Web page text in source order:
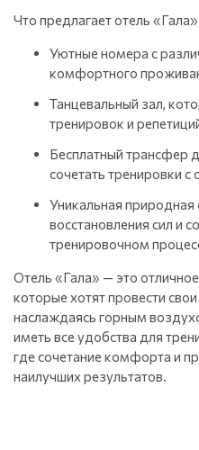
Что предлагает отель
Уютные номера с
комфортного
Танцевальный зал,
тренировок и
Бесплатный трансфер
сочетать тренировки
Уникальная природная
восстановления сил и
тренировочном
Отель «Гала» — это
которые хотят провести
наслаждаясь горным
иметь все удобства для
где сочетание комфорта и
наилучших результатов.